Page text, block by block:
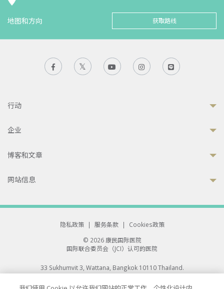
地图和方向 获取路线
行动
企业
博客和文章
网站信息
隐私政策 | 服务条款 |
Cookies政策
© 2026 康民国际医院
国际联合委员会（JCI）认可的医院
33 Sukhumvit 3, Wattana, Bangkok 10110 Thailand.
All rights reserved.